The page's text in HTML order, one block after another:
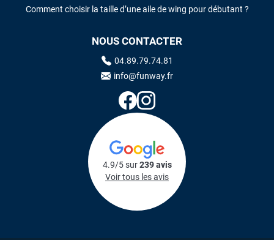
Comment choisir la taille d’une aile de wing pour débutant ?
NOUS CONTACTER
04.89.79.74.81
info@funway.fr
4.9/5 sur239 avis
Voir tous les avis